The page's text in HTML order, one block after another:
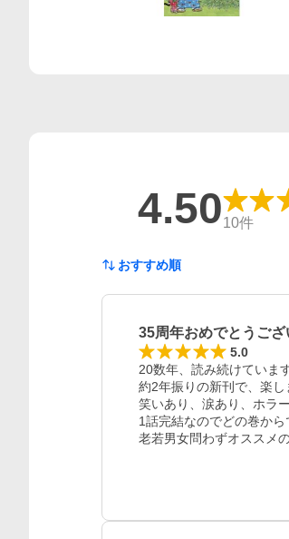
4.5010件
おすすめ順
35周年おめでとうござ
5.0
20数年、読み続けています
約2年振りの新刊で、楽し
笑いあり、涙あり、ホラ
1話完結なのでどの巻から
老若男女問わずオススメ